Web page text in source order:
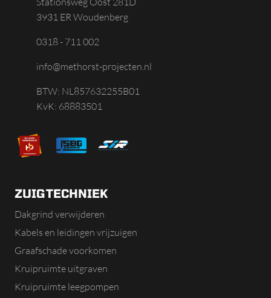
3931 ER Woudenberg
0318 - 711 002
info@methorst-projecten.nl
BTW: NL857632255B01
KvK: 68883501
ZUIGTECHNIEK
Dakgrind verwijderen
Kabels en leidingen vrijzuigen
Graafschade voorkomen
Kruipruimte uitgraven
Kruipruimte leegpompen